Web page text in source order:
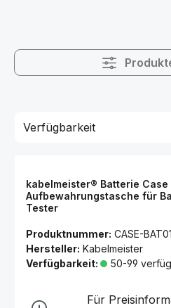
kabelmeister® Batterie
Aufbewahrungstasche für
Tester
Produktnummer: CASE-BAT01
Hersteller: Kabelmeister
Verfügbarkeit:
50-99
Für